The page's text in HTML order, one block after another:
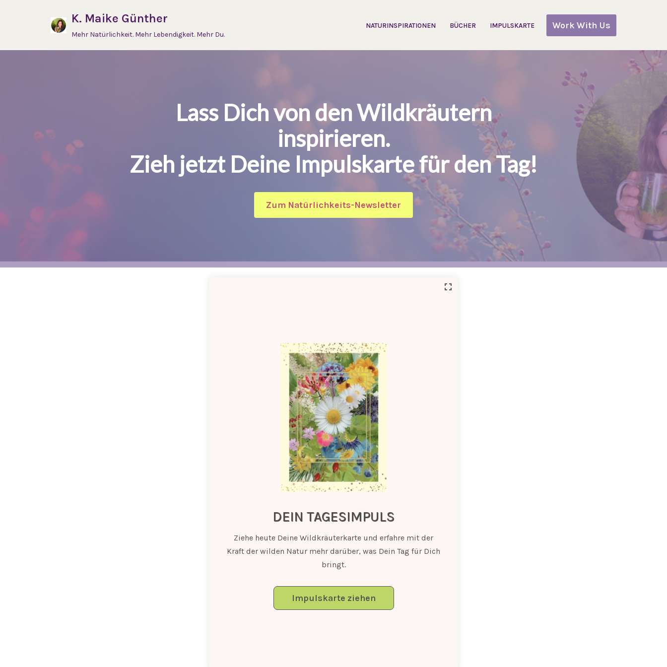
K. Maike Günther
Mehr Natürlichkeit. Mehr Lebendigkeit. Mehr Du.
NATURINSPIRATIONEN BÜCHER IMPULSKARTE Work With Us
Lass Dich von den Wildkräutern
inspirieren.
Zieh jetzt Deine Impulskarte für den Tag!
Zum Natürlichkeits-Newsletter
DEIN TAGESIMPULS
Ziehe heute Deine Wildkräuterkarte und erfahre mit der
Kraft der wilden Natur mehr darüber, was Dein Tag für Dich
bringt.